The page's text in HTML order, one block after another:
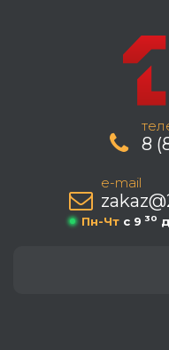
8
e-mail
Пн-Чт c 9 30